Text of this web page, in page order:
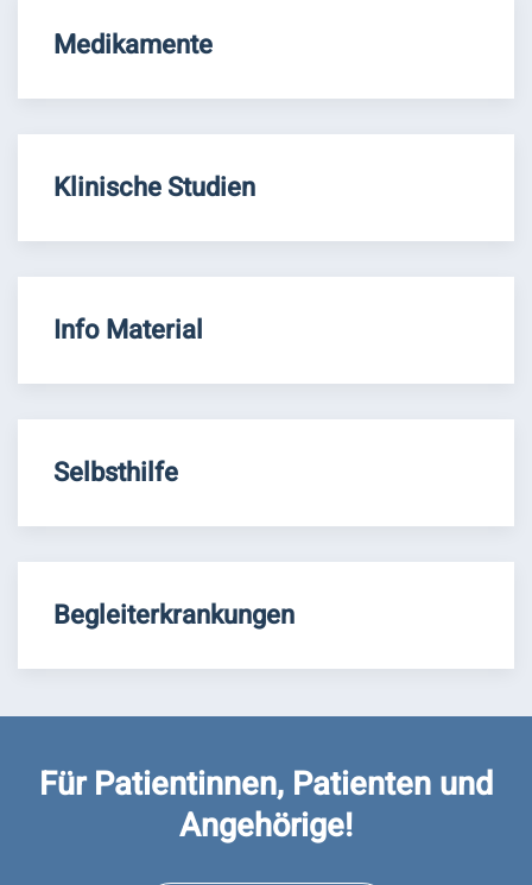
Medikamente
Klinische Studien
Info Material
Selbsthilfe
Begleiterkrankungen
Für Patientinnen, Patienten und
Angehörige!